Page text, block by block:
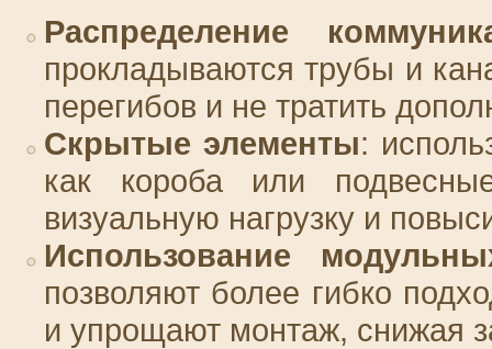
Распределение
прокладываются трубы и
перегибов и не тратить
Скрытые элементы:
как короба или
визуальную нагрузку и
Использование
позволяют более гибко
и упрощают монтаж, снижая